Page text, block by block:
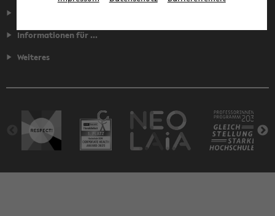
Informationen für ...
Weiteres